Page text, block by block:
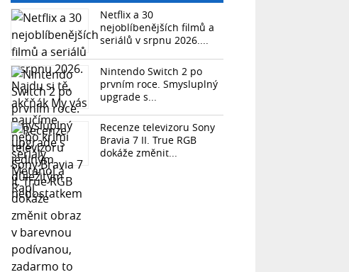
Netflix a 30
nejoblíbenějších filmů a
seriálů v srpnu 2026....
Nintendo Switch 2 po
prvním roce. Smysluplný
upgrade s...
Recenze televizoru Sony
Bravia 7 II. True RGB
dokáže změnit...